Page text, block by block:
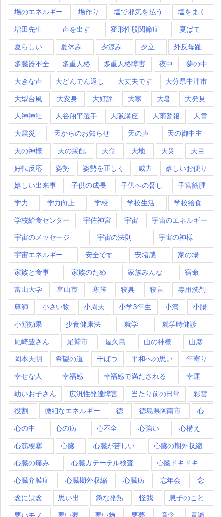
場のエネルギー 場作り 塩で邪気を払う 塩をまく
増田先生 声を出す 変形性股関節症 夏ばて
夏らしい 夏休み 夕涼み 夕立 外反母趾
多臓器不全 多重人格 多重人格障害 夜中 夢の中
大きな声 大どんでん返し 大丈夫です 大分県中津市
大型台風 大変身 大好評 大寒 大暑 大発見
大神神社 大谷翔平選手 大阪講座 大雨警報 大雪
大震災 天からのお知らせ 天の声 天の御中主
天の神様 天の采配 天命 天地 天災 天目
好転反応 姿勢 姿勢を正しく 威力 嬉しいお便り
嬉しい出来事 子供の成長 子供への脅し 子宮筋腫
学力 学力向上 学校 学校生活 学校給食
学校給食センター 宇佐神宮 宇宙 宇宙のエネルギー
宇宙のメッセージ 宇宙の法則 宇宙の神様
宇宙エネルギー 安全です 安堵感 家の場
家族と食事 家族のため 家族みんな 宿命
富山大学 富山市 寒露 寝具 寝言 専用洗剤
尊師 小さい物 小周天 小学3年生 小満 小腸
小顔効果 少食健康法 就学 就学時健診
尾崎豊さん 尾鷲市 屋久島 山の神様 山彦
岡本天明 希望の道 干ばつ 平和への思い 年寄り
幸せな人 幸福感 幸福感で満たされる 幸運
幼いお子さん 広汎性発達障害 当たり前の日常 彩雲
役割 微細なエネルギー 徳 徳島県阿南市 心
心の中 心の病 心不全 心強い 心構え
心筋梗塞 心臓 心臓が苦しい 心臓の期外収縮
心臓の痛み 心臓カテーテル検査 心臓ドキドキ
心臓弁膜症 心臓期外収縮 心臓病 忘年会 念
念には念 思い出 急な発熱 怪我 息子のこと
悪いモノ 悪い夢 悪い物 悪夢 意念 意識